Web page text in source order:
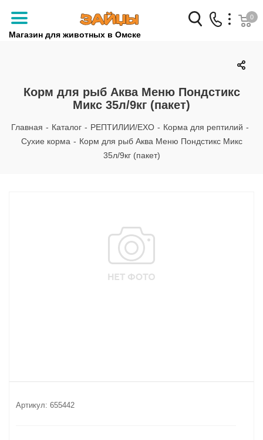
Магазин для животных в Омске
Заказать звонок
+7 (3812) 79-04-04
+7 (950) 959-88-32
0
Корм для рыб Аква Меню Пондстикс
Микс 35л/9кг (пакет)
Главная - Каталог - РЕПТИЛИИ/EXO - Корма для рептилий -
Сухие корма - Корм для рыб Аква Меню Пондстикс Микс
35л/9кг (пакет)
Артикул: 655442